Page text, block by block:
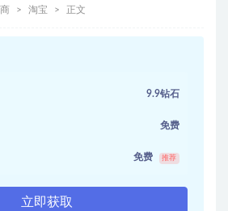
淘宝 正文
9.9钻石
免费
免费 推荐
立即获取